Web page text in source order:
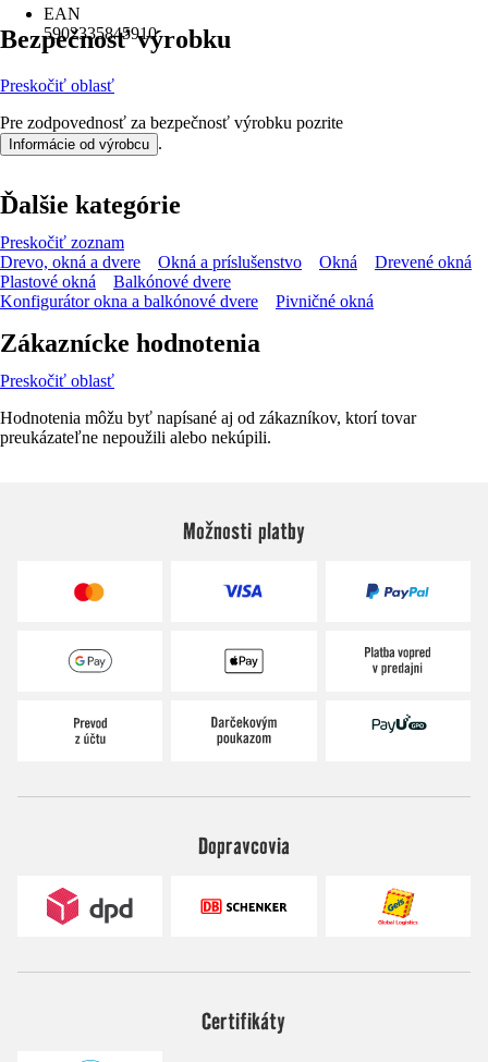
EAN
5902335845910
Bezpečnosť výrobku
Preskočiť oblasť
Pre zodpovednosť za bezpečnosť výrobku pozrite
Informácie od výrobcu .
Ďalšie kategórie
Preskočiť zoznam
Drevo, okná a dvere
Okná a príslušenstvo Okná
Drevené okná
Plastové okná
Balkónové dvere
Konfigurátor okna a balkónové dvere
Pivničné okná
Zákaznícke hodnotenia
Preskočiť oblasť
Hodnotenia môžu byť napísané aj od zákazníkov, ktorí tovar
preukázateľne nepoužili alebo nekúpili.
Možnosti platby
Dopravcovia
Certifikáty